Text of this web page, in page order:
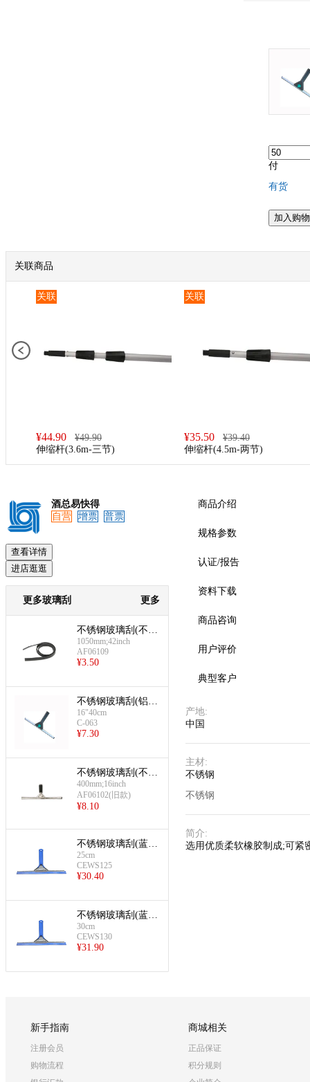
付
有货
加入购
关联商品
¥44.90 ¥49.90
伸缩杆(3.6m-三节)
关联
¥35.50 ¥39.40
伸缩杆(4.5m-两节)
关联
酒总易快得
自营
增票 普票
查看详情
进店逛逛
更多玻璃刮 更多
不锈钢玻璃刮(不锈
钢胶条105cm)
1050mm;42inch
AF06109
¥3.50
不锈钢玻璃刮(铝合
金40cm套装)
16"40cm
C-063
¥7.30
不锈钢玻璃刮(不锈
钢40cm套装)
400mm;16inch
AF06102(旧款)
¥8.10
不锈钢玻璃刮(蓝胶
条25cm套装)
25cm
CEWS125
¥30.40
不锈钢玻璃刮(蓝胶
条30cm套装)
30cm
CEWS130
¥31.90
商品介绍
规格参数
认证/报告
资料下载
商品咨询
用户评价
典型客户
产地:
中国
主材:
不锈钢
不锈钢
简介:
选用优质柔软橡胶制成;可紧
新手指南
注册会员
购物流程
商城相关
正品保证
积分规则